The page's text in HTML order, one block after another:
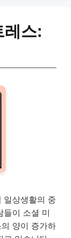
레스:
일상생활의 중
들이 소셜 미
양이 증가하